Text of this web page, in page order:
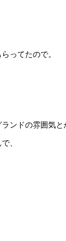
ってたので。
ンドの雰囲気と
、